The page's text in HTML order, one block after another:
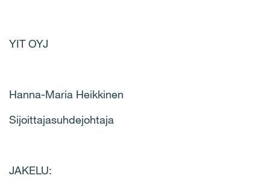
YIT OYJ
Hanna-Maria Heikkinen
Sijoittajasuhdejohtaja
JAKELU: